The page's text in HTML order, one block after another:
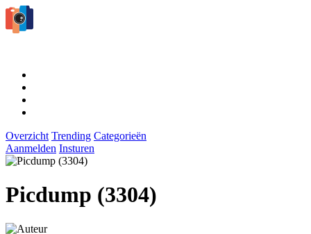
Overzicht Trending Categorieën
Aanmelden Insturen
Picdump (3304)